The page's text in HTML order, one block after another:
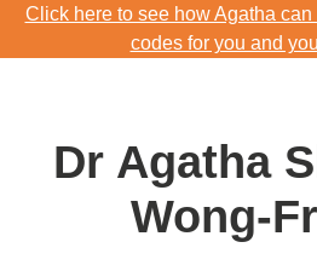
Skip
to
Click here to see how Agatha
codes for you and
codes for you and
Dr Agatha
Wong-